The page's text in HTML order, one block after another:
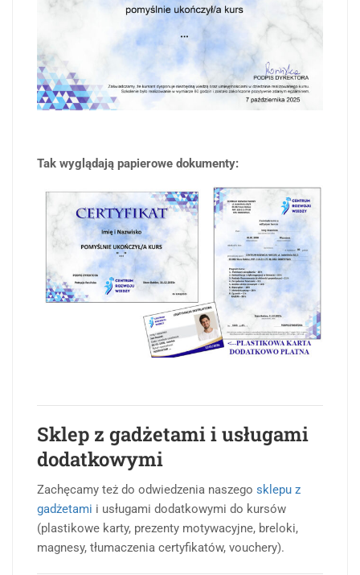
Tak wyglądają papierowe dokumenty:
Sklep z gadżetami i usługami
dodatkowymi
Zachęcamy też do odwiedzenia naszego sklepu z
gadżetami i usługami dodatkowymi do kursów
(plastikowe karty, prezenty motywacyjne, breloki,
magnesy, tłumaczenia certyfikatów, vouchery).